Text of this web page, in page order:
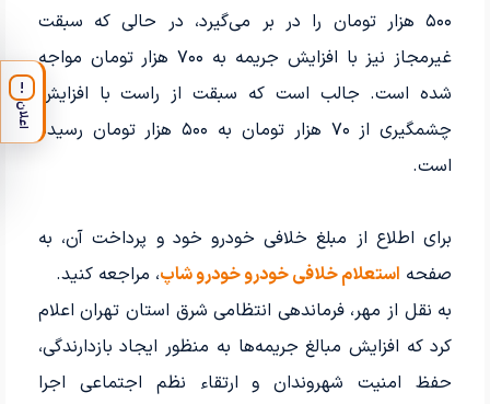
۵۰۰ هزار تومان را در بر می‌گیرد، در حالی که سبقت
غیرمجاز نیز با افزایش جریمه به ۷۰۰ هزار تومان مواجه
شده است. جالب است که سبقت از راست با افزایش
چشمگیری از ۷۰ هزار تومان به ۵۰۰ هزار تومان رسیده
است.
برای اطلاع از مبلغ خلافی خودرو خود و پرداخت آن، به
صفحه استعلام خلافی خودرو خودرو شاپ، مراجعه کنید.
به نقل از مهر، فرماندهی انتظامی شرق استان تهران اعلام
کرد که افزایش مبالغ جریمه‌ها به منظور ایجاد بازدارندگی،
حفظ امنیت شهروندان و ارتقاء نظم اجتماعی اجرا
!
اعلان